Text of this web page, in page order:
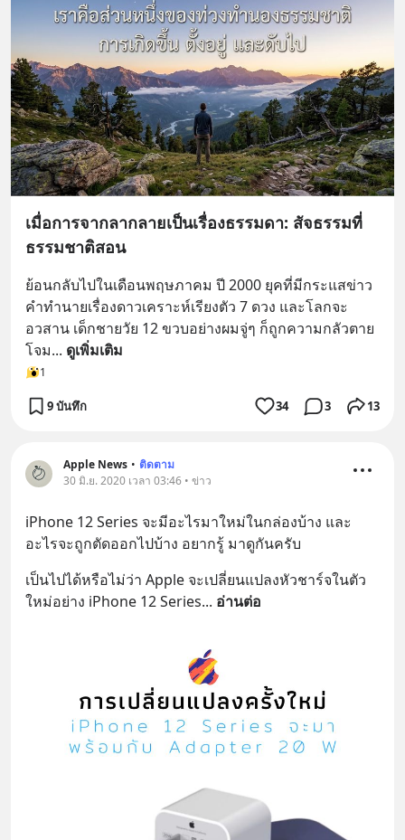
เมื่อการจากลากลายเป็นเรื่องธรรมดา: สัจธรรมที่
ธรรมชาติสอน
ย้อนกลับไปในเดือนพฤษภาคม ปี 2000 ยุคที่มีกระแสข่าว
คำทำนายเรื่องดาวเคราะห์เรียงตัว 7 ดวง และโลกจะ
อวสาน เด็กชายวัย 12 ขวบอย่างผมจู่ๆ ก็ถูกความกลัวตาย
โจม... ดูเพิ่มเติม
1
9 บันทึก 34 3 13
Apple News • ติดตาม
30 มิ.ย. 2020 เวลา 03:46 • ข่าว
iPhone 12 Series จะมีอะไรมาใหม่ในกล่องบ้าง และ
อะไรจะถูกตัดออกไปบ้าง อยากรู้ มาดูกันครับ
เป็นไปได้หรือไม่ว่า Apple จะเปลี่ยนแปลงหัวชาร์จในตัว
ใหม่อย่าง iPhone 12 Series... อ่านต่อ